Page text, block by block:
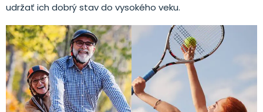
udržať ich dobrý stav do vysokého veku.